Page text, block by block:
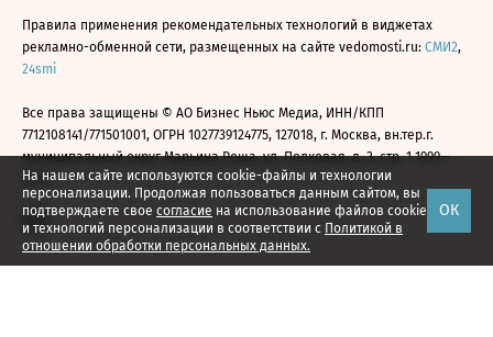
На нашем сайте используются cookie-файлы и технологии
персонализации. Продолжая пользоваться данным сайтом, вы
подтверждаете свое согласие на использование файлов cookie
и технологий персонализации в соответствии с Политикой в
отношении обработки персональных данных.
ОК
Правила применения рекомендательных технологий в виджетах
рекламно-обменной сети, размещенных на сайте vedomosti.ru: СМИ2,
24smi
Все права защищены © АО Бизнес Ньюс Медиа, ИНН/КПП
7712108141/771501001, ОГРН 1027739124775, 127018, г. Москва, вн.тер.г.
муниципальный округ Марьина Роща, ул. Полковая, д. 3, стр. 1 1999—
2026